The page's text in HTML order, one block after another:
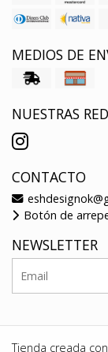
MEDIOS DE
NUESTRAS
CONTACTO
Botón de
NEWSLETTER
Tienda creada con